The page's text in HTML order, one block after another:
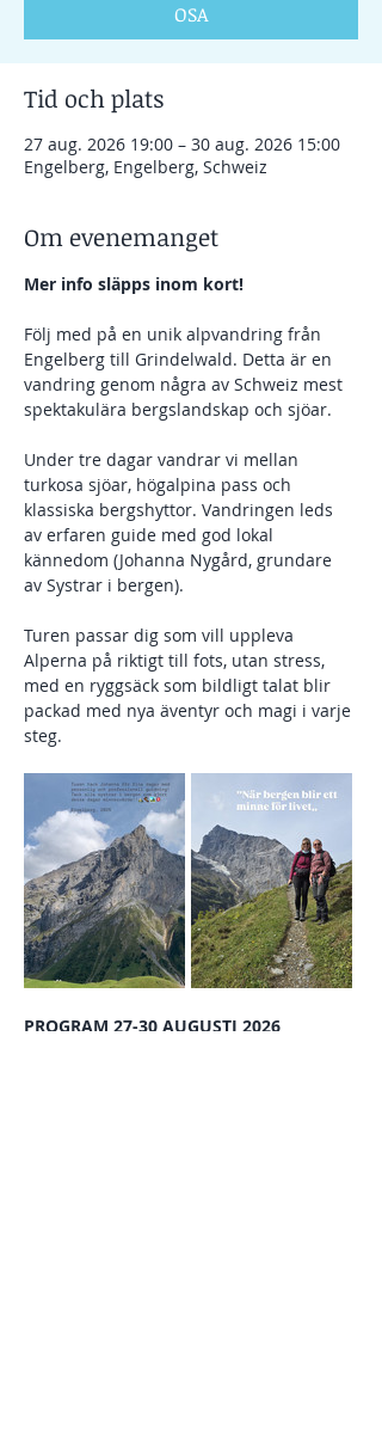
OSA
Tid och plats
27 aug. 2026 19:00 – 30 aug. 2026 15:00
Engelberg, Engelberg, Schweiz
Om evenemanget
Mer info släpps inom kort!
Följ med på en unik alpvandring från
Engelberg till Grindelwald. Detta är en
vandring genom några av Schweiz mest
spektakulära bergslandskap och sjöar.
Under tre dagar vandrar vi mellan
turkosa sjöar, högalpina pass och
klassiska bergshyttor. Vandringen leds
av erfaren guide med god lokal
kännedom (Johanna Nygård, grundare
av Systrar i bergen).
Turen passar dig som vill uppleva
Alperna på riktigt till fots, utan stress,
med en ryggsäck som bildligt talat blir
packad med nya äventyr och magi i varje
steg.
PROGRAM 27-30 AUGUSTI 2026